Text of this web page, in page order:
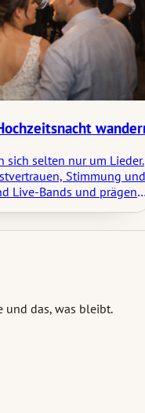
sich selten nur um Lieder.
Stimmung und
Live-Bands und prägen
wie die Playlist
und das, was bleibt.